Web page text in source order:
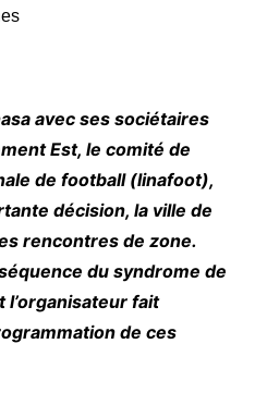
avec ses sociétaires
Est, le comité de
de football (linafoot),
décision, la ville de
rencontres de zone.
du syndrome de
fait
de ces